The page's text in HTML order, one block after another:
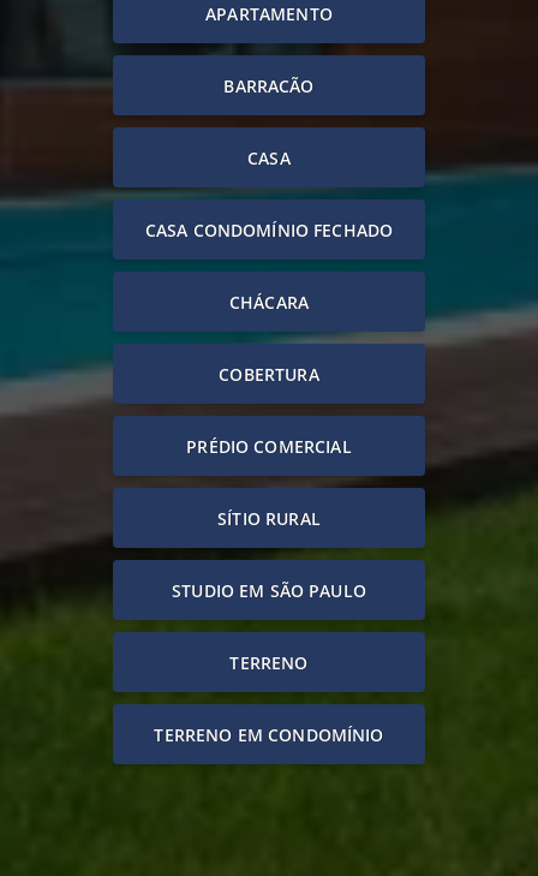
APARTAMENTO
BARRACÃO
CASA
CASA CONDOMÍNIO FECHADO
CHÁCARA
COBERTURA
PRÉDIO COMERCIAL
SÍTIO RURAL
STUDIO EM SÃO PAULO
TERRENO
TERRENO EM CONDOMÍNIO